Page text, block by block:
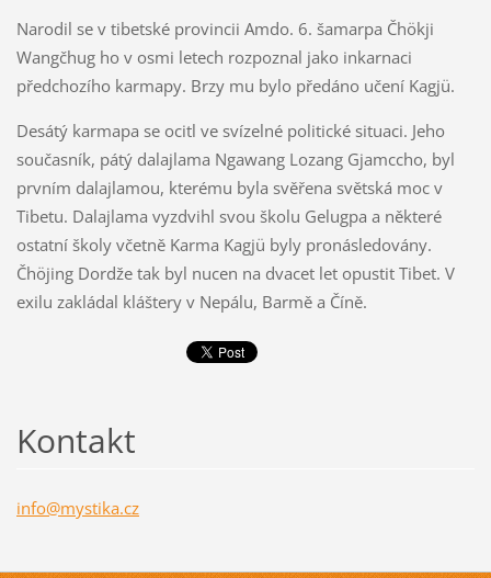
Narodil se v tibetské provincii Amdo. 6. šamarpa Čhökji
Wangčhug ho v osmi letech rozpoznal jako inkarnaci
předchozího karmapy. Brzy mu bylo předáno učení Kagjü.
Desátý karmapa se ocitl ve svízelné politické situaci. Jeho
současník, pátý dalajlama Ngawang Lozang Gjamccho, byl
prvním dalajlamou, kterému byla svěřena světská moc v
Tibetu. Dalajlama vyzdvihl svou školu Gelugpa a některé
ostatní školy včetně Karma Kagjü byly pronásledovány.
Čhöjing Dordže tak byl nucen na dvacet let opustit Tibet. V
exilu zakládal kláštery v Nepálu, Barmě a Číně.
Kontakt
info@mystika.cz